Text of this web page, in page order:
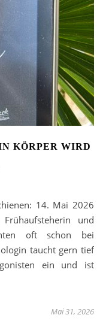
KÖRPER WIRD
und
oft schon bei
taucht gern tief
ein und ist
Mai 31, 2026